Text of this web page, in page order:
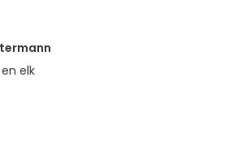
elk